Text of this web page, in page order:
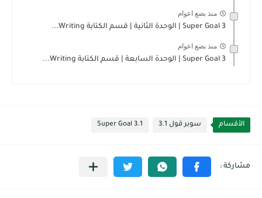
منذ بضع اعوام
Super Goal 3 | الوحدة الثانية | قسم الكتابة Writing...
منذ بضع اعوام
Super Goal 3 | الوحدة السابعة | قسم الكتابة Writing...
الأقسام سوبر قول 3.1 Super Goal 3.1